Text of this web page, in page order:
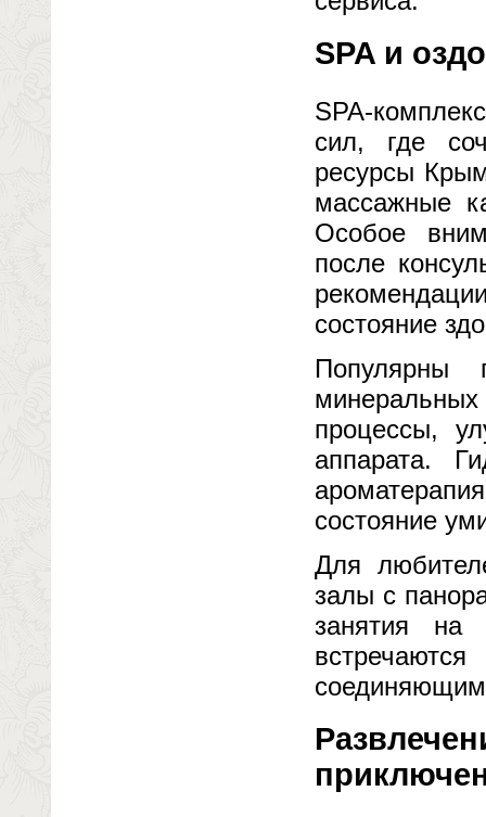
SPA и
SPA-
сил, где
ресурсы
массажные
Особое
после
состояние
Популярны
процессы,
аппарата.
состояние
Для
залы с
занятия на
соединяющим